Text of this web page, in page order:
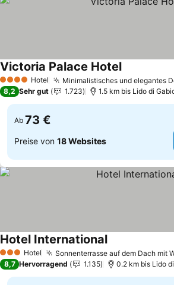
4 Sterne Hotel Minimalistisches und elegantes
Victoria Palace HotelPreise sehen
8,2 Sehr gut 1.723 1.5 km bis Lido di
Ab 73 €
Preise von 18 Websites
3 SterneHotel Sonnenterrasse auf dem Dach mit
Hotel InternationalPreise sehen
8,7 Hervorragend 1.135 0.2 km bis Lido